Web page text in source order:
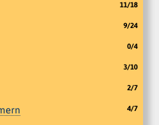
11/18
9/24
0/4
3/10
2/7
4/7